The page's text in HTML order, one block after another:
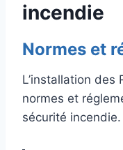
incendie
Normes et
L’installation des
normes et
sécurité incendie.